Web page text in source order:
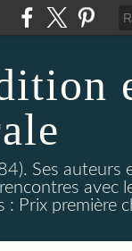
Ses auteurs
avec
Prix première